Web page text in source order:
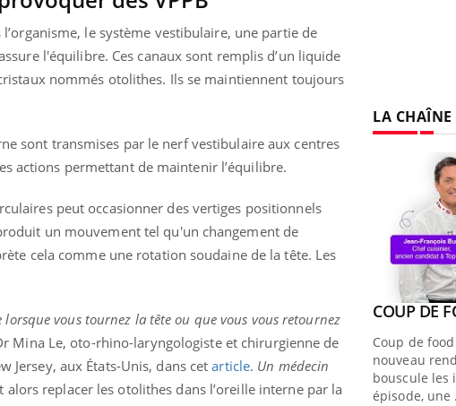
le système vestibulaire, une partie de
l'équilibre. Ces canaux sont remplis d’un liquide
nommés otolithes. Ils se maintiennent toujours
sont transmises par le nerf vestibulaire aux centres
actions permettant de maintenir l’équilibre.
peut occasionner des vertiges positionnels
un mouvement tel qu'un changement de
cela comme une rotation soudaine de la tête. Les
vous tournez la tête ou que vous vous retournez
Mina Le, oto-rhino-laryngologiste et chirurgienne de
Jersey, aux États-Unis, dans cetarticle. Un médecin
alors replacer les otolithes dans l’oreille interne par la
LA CHAÎNE
de
de
questions, de
Youtube
Un « jumeau numérique » pour
faciliter l’accès à la médecine
préventiveYoutube
Un établissement lié à un groupe
mutualiste innove en matière de bilan de
Youtube
COUP DE
Coup de
nouveau
bouscule les
épisode, une